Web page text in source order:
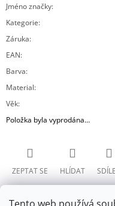
Jméno značky:
Kategorie:
Záruka:
EAN:
Barva:
Material:
Věk:
Položka byla vyprodána…
ZEPTAT SE HLÍDAT